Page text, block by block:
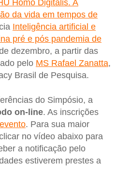
Homo Digitalis. A
da vida em tempos de
Inteligência artificial e
pré e pós pandemia de
dezembro, a partir das
pelo MS Rafael Zanatta,
Brasil de Pesquisa.
do Simpósio, a
on-line. As inscrições
. Para sua maior
no vídeo abaixo para
a notificação pelo
estiverem prestes a